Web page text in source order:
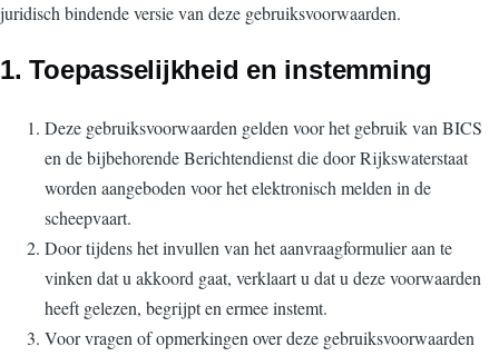
juridisch bindende versie van deze gebruiksvoorwaarden.
1. Toepasselijkheid en instemming
Deze gebruiksvoorwaarden gelden voor het gebruik van BICS
en de bijbehorende Berichtendienst die door Rijkswaterstaat
worden aangeboden voor het elektronisch melden in de
scheepvaart.
Door tijdens het invullen van het aanvraagformulier aan te
vinken dat u akkoord gaat, verklaart u dat u deze voorwaarden
heeft gelezen, begrijpt en ermee instemt.
Voor vragen of opmerkingen over deze gebruiksvoorwaarden